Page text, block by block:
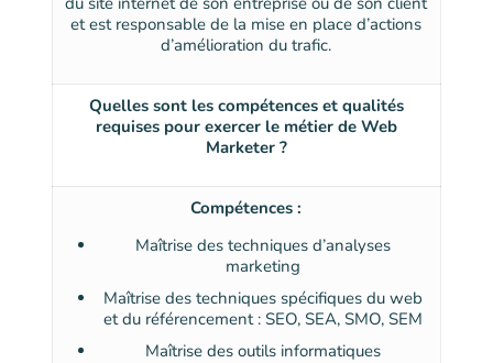
et est responsable de la mise en place d’actions
d’amélioration du trafic.
Quelles sont les compétences et qualités
requises pour exercer le métier de Web
Marketer ?
Compétences :
Maîtrise des techniques d’analyses
marketing
Maîtrise des techniques spécifiques du web
et du référencement : SEO, SEA, SMO, SEM
Maîtrise des outils informatiques